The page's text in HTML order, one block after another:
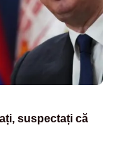
suspectați că